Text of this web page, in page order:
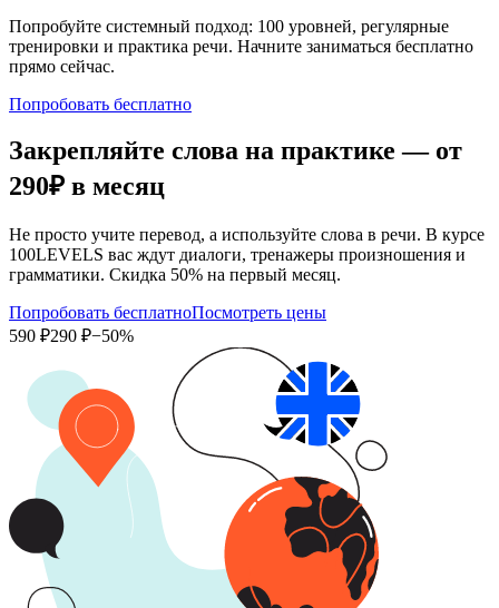
Попробуйте системный подход: 100 уровней, регулярные
тренировки и практика речи. Начните заниматься бесплатно
прямо сейчас.
Попробовать бесплатно
Закрепляйте слова на практике — от
290₽ в месяц
Не просто учите перевод, а используйте слова в речи. В курсе
100LEVELS вас ждут диалоги, тренажеры произношения и
грамматики. Скидка 50% на первый месяц.
Попробовать бесплатноПосмотреть цены
590 ₽290 ₽−50%